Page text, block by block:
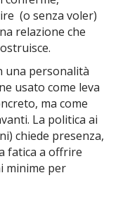
(o senza voler)
relazione che
una personalità
usato come leva
ma come
La politica ai
chiede presenza,
fatica a offrire
minime per